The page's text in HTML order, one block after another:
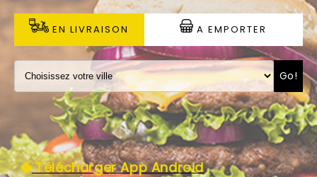
VOTRE COMPTE
NOTRE RESTAURANT
VOS AVIS
MENTIONS LÉGALES
C.G.V
EN LIVRAISON A EMPORTER
Go!
Télécharger App Android